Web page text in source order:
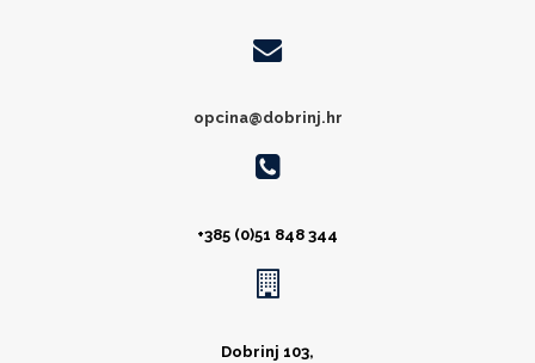
opcina@dobrinj.hr
+385 (0)51 848 344
Dobrinj 103,